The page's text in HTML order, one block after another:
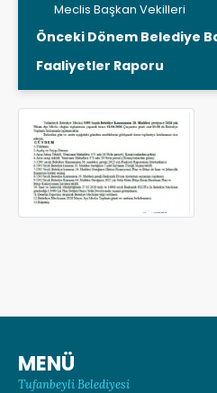
Meclis Başkan Vekilleri
Önceki Dönem Belediye
Faaliyetler Raporu
MENÜ
Tufanbeyli Belediyesi